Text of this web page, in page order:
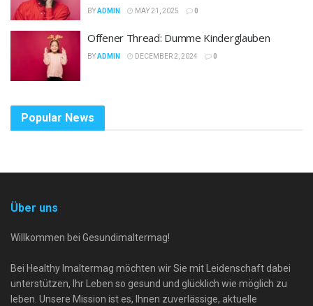
BYADMIN MAY 21, 2025 0
Offener Thread: Dumme Kinderglauben
BYADMIN DECEMBER 2, 2024 0
Popular News
Über uns
Willkommen bei Gesundimaltermag!
Bei Healthy Imaltermag möchten wir Sie mit Leidenschaft dabei
unterstützen, Ihr Leben so gesund und glücklich wie möglich zu
leben. Unsere Mission ist es, Ihnen zuverlässige, aktuelle